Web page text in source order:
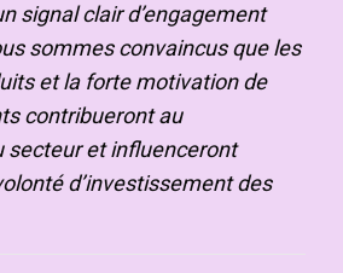
signal clair d’engagement
sommes convaincus que les
et la forte motivation de
contribueront au
secteur et influenceront
d’investissement des